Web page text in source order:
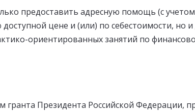
предоставить адресную помощь (с
цене и (или) по себестоимости, но
ориентированных занятий по
гранта Президента Российской Федерации,